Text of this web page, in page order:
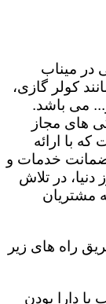
در میناب
کولر گازی،
می باشد.
های مجاز
با ارائه
خدمات و
در تلاش
مشتریان
راه های زیر
دارا بودن